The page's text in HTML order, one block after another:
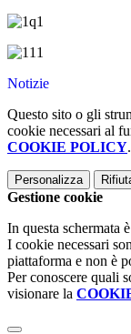
Notizie
Questo sito o gli
cookie necessari al
COOKIE POLICY.
Personalizza
Gestione cookie
In questa schermata
I cookie necessari
piattaforma e non è
Per conoscere quali
visionare la